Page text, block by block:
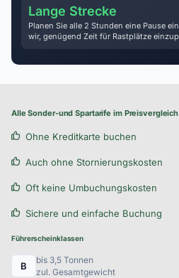
Lange Strecke
Planen Sie alle 2 Stunden eine Pause
wir, genügend Zeit für Rastplätze
Alle Sonder-und Spartarife im Preisvergleich
Ohne Kreditkarte buchen
Auch ohne Stornierungskosten
Oft keine Umbuchungskosten
Sichere und einfache Buchung
Führerscheinklassen
B
bis 3,5 Tonnen
zul. Gesamtgewicht